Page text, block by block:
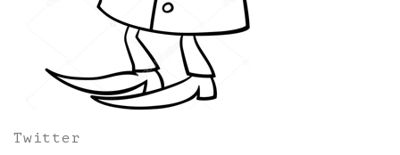
Twitter